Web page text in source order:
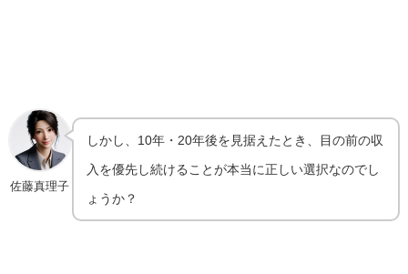
佐藤真理子
しかし、10年・20年後を見据えたとき、目の前の収
入を優先し続けることが本当に正しい選択なのでし
ょうか？